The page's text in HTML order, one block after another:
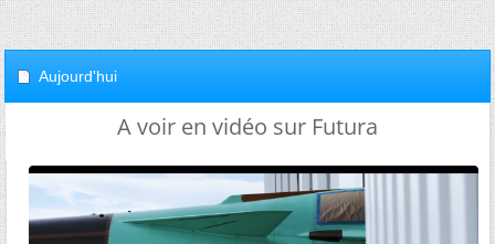
Aujourd'hui
A voir en vidéo sur Futura